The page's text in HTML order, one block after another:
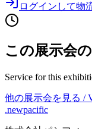
ログインして物
この展示会
Service for this
他の展示会を見る /
.newpacific